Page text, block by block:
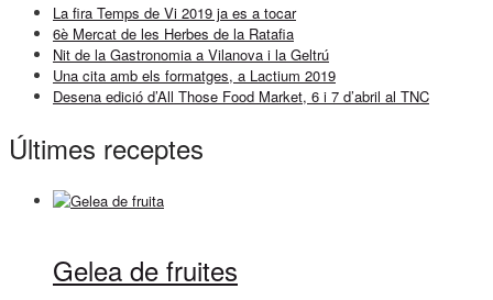
La fira Temps de Vi 2019 ja es a tocar
6è Mercat de les Herbes de la Ratafia
Nit de la Gastronomia a Vilanova i la Geltrú
Una cita amb els formatges, a Lactium 2019
Desena edició d’All Those Food Market, 6 i 7 d’abril al TNC
Últimes receptes
Gelea de fruites